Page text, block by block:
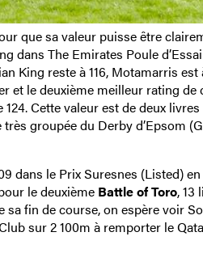
que sa valeur puisse être
dans The Emirates Poule
King reste à 116, Motamarris est
et le deuxième meilleur rating de
Cette valeur est de deux
groupée du Derby d’Epsom
dans le Prix Suresnes (Listed)
le deuxième Battle of Toro, 13
sa fin de course, on espère voir
sur 2 100m à remporter le